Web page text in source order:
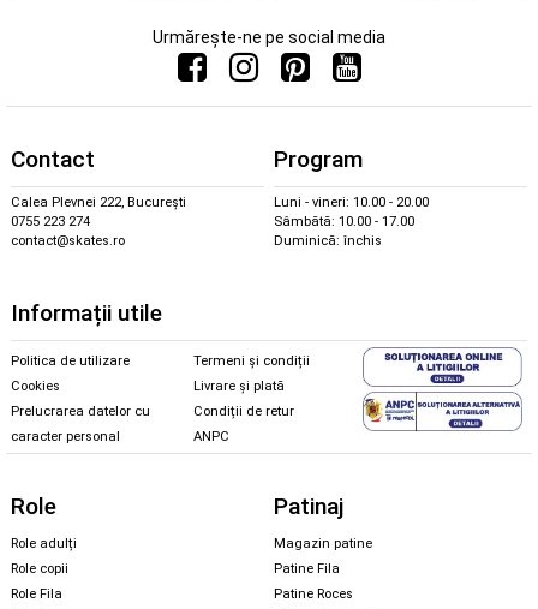
Urmărește-ne pe social media
Contact
Calea Plevnei 222, București
0755 223 274
contact@skates.ro
Program
Luni - vineri: 10.00 - 20.00
Sâmbătă: 10.00 - 17.00
Duminică: închis
Informații utile
Politica de utilizare
Cookies
Prelucrarea datelor cu
caracter personal
Termeni și condiții
Livrare și plată
Condiții de retur
ANPC
Role
Role adulți
Role copii
Role Fila
Patinaj
Magazin patine
Patine Fila
Patine Roces